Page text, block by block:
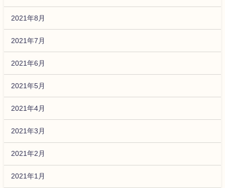
2021年8月
2021年7月
2021年6月
2021年5月
2021年4月
2021年3月
2021年2月
2021年1月